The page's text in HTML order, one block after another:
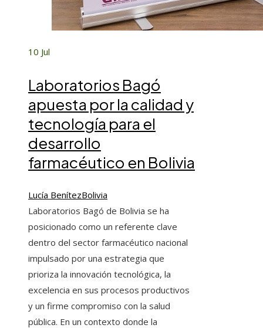
10 Jul
Laboratorios Bagó
apuesta por la calidad y
tecnología para el
desarrollo
farmacéutico en Bolivia
Lucía BenítezBolivia
Laboratorios Bagó de Bolivia se ha
posicionado como un referente clave
dentro del sector farmacéutico nacional
impulsado por una estrategia que
prioriza la innovación tecnológica, la
excelencia en sus procesos productivos
y un firme compromiso con la salud
pública. En un contexto donde la